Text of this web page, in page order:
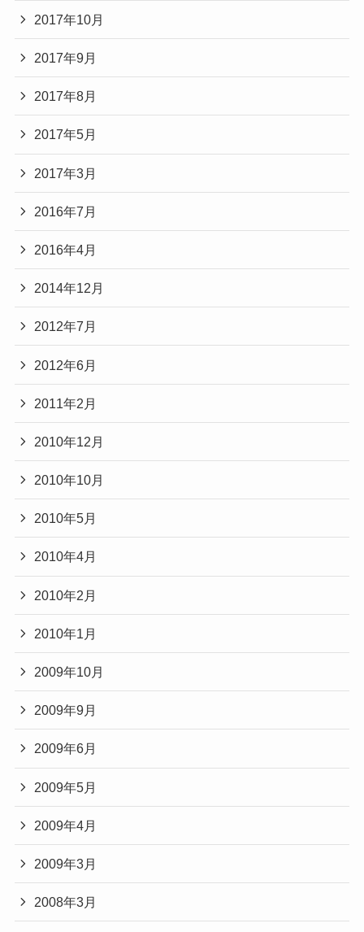
2017年10月
2017年9月
2017年8月
2017年5月
2017年3月
2016年7月
2016年4月
2014年12月
2012年7月
2012年6月
2011年2月
2010年12月
2010年10月
2010年5月
2010年4月
2010年2月
2010年1月
2009年10月
2009年9月
2009年6月
2009年5月
2009年4月
2009年3月
2008年3月